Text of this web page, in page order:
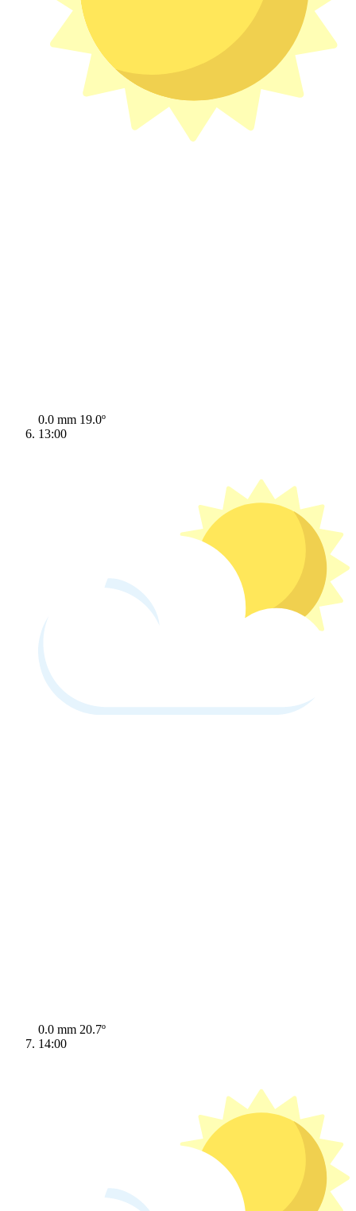
0.0 mm 19.0º
13:00
0.0 mm 20.7º
14:00